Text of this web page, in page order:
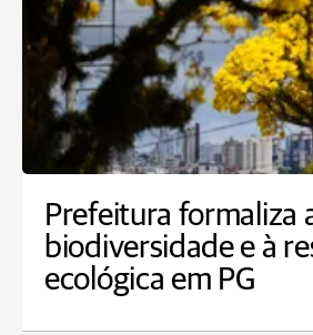
Prefeitura formaliza
biodiversidade e à
ecológica em PG